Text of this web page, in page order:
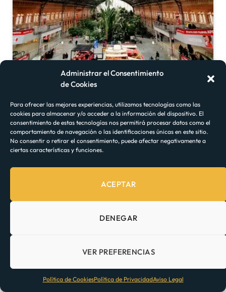
Administrar el Consentimiento
de Cookies
Para ofrecer las mejores experiencias, utilizamos tecnologías como las
cookies para almacenar y/o acceder a la información del dispositivo. El
consentimiento de estas tecnologías nos permitirá procesar datos como el
comportamiento de navegación o las identificaciones únicas en este sitio.
No consentir o retirar el consentimiento, puede afectar negativamente a
ciertas características y funciones.
ACEPTAR
DENEGAR
VER PREFERENCIAS
Política de CookiesPolítica de PrivacidadAviso Legal
MARIO RENDÓN
Como sabes viajo con mucha frecuencia, y entiendo los
desafíos que se te pueden presentar…